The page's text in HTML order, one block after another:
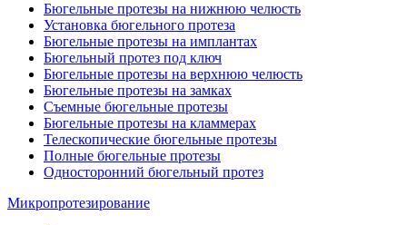
Бюгельные протезы на нижнюю челюсть
Установка бюгельного протеза
Бюгельные протезы на имплантах
Бюгельный протез под ключ
Бюгельные протезы на верхнюю челюсть
Бюгельные протезы на замках
Съемные бюгельные протезы
Бюгельные протезы на кламмерах
Телескопические бюгельные протезы
Полные бюгельные протезы
Односторонний бюгельный протез
Микропротезирование